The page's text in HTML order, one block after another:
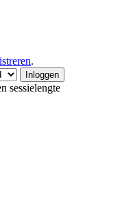
.
sessielengte